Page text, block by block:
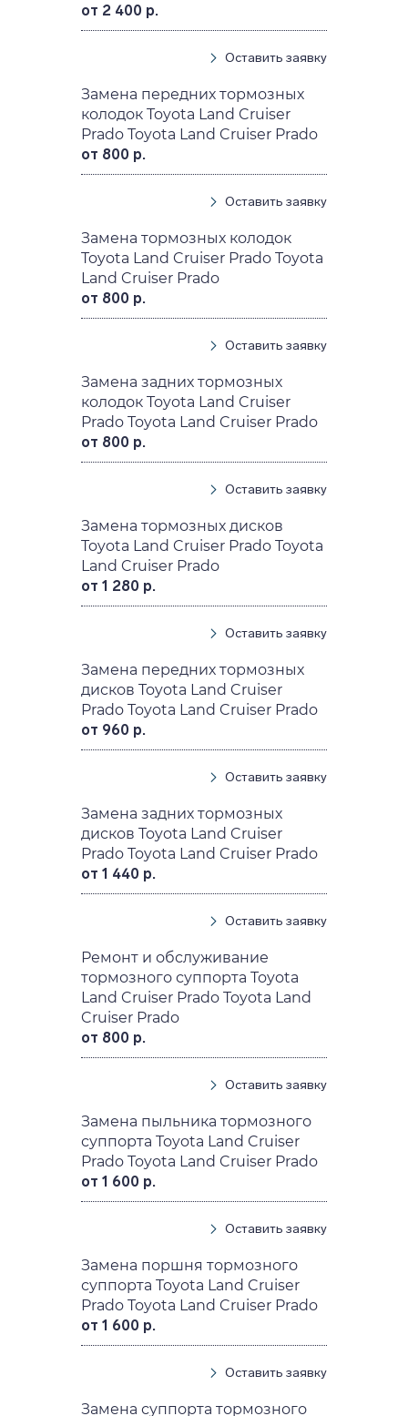
от 2 400 р.
Оставить заявку
Замена передних тормозных
колодок Toyota Land Cruiser
Prado Toyota Land Cruiser Prado
от 800 р.
Оставить заявку
Замена тормозных колодок
Toyota Land Cruiser Prado Toyota
Land Cruiser Prado
от 800 р.
Оставить заявку
Замена задних тормозных
колодок Toyota Land Cruiser
Prado Toyota Land Cruiser Prado
от 800 р.
Оставить заявку
Замена тормозных дисков
Toyota Land Cruiser Prado Toyota
Land Cruiser Prado
от 1 280 р.
Оставить заявку
Замена передних тормозных
дисков Toyota Land Cruiser
Prado Toyota Land Cruiser Prado
от 960 р.
Оставить заявку
Замена задних тормозных
дисков Toyota Land Cruiser
Prado Toyota Land Cruiser Prado
от 1 440 р.
Оставить заявку
Ремонт и обслуживание
тормозного суппорта Toyota
Land Cruiser Prado Toyota Land
Cruiser Prado
от 800 р.
Оставить заявку
Замена пыльника тормозного
суппорта Toyota Land Cruiser
Prado Toyota Land Cruiser Prado
от 1 600 р.
Оставить заявку
Замена поршня тормозного
суппорта Toyota Land Cruiser
Prado Toyota Land Cruiser Prado
от 1 600 р.
Оставить заявку
Замена суппорта тормозного